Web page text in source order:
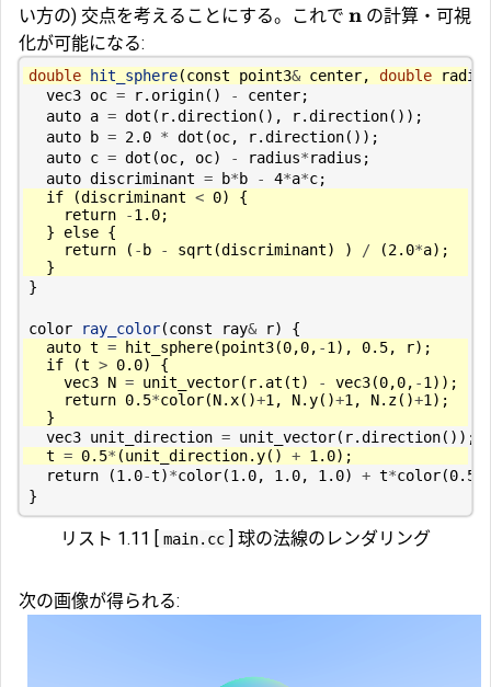
い方の) 交点を考えることにする。これで n の計算・可視
化が可能になる:
double hit_sphere(const point3& center, double
vec3 oc = r. origin() - center;
auto a = dot ( r.direction(), r.direction());
auto
b = 2.0 * dot (oc, r.direction());
auto c = dot (oc, oc) - radius*radius ;
auto discriminant = b*b - 4*a*c;
if
(discriminant < 0)
{
return
-1.0;
}
else {
return
( - b - sqrt (discriminant) ) / (2.0*a);
}
}
color ray_color(const ray& r)
{
auto t = hit_sphere(point3(0,0, -1 ), 0.5, r);
if
(t > 0.0)
{
vec3 N = unit_vector( r. at (t) - vec3(0,0, -1 ));
return 0.5*color(N. x()+1 , N.y()+1 , N. z()+1 );
}
vec3 unit_direction = unit_vector( r.direction());
t = 0.5* (unit_direction.y() + 1.0);
return
(1.0-t)*color(1.0, 1.0, 1.0) + t*color(0.5
}
リスト 1.11 [ main.cc ] 球の法線のレンダリング
次の画像が得られる: